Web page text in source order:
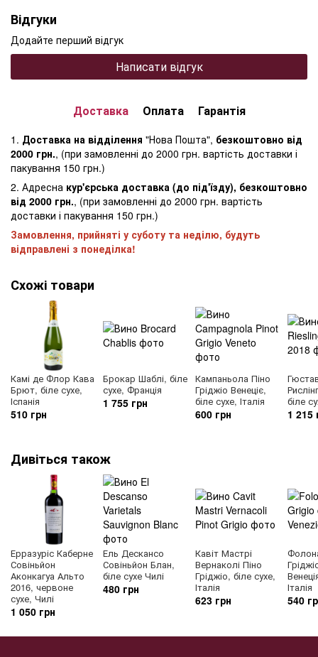
Відгуки
Додайте перший відгук
Написати відгук
Доставка Оплата Гарантія
1. Доставка на відділення "Нова Пошта", безкоштовно від
2000 грн., (при замовленні до 2000 грн. вартість доставки і
пакування 150 грн.)
2. Адресна кур'єрська доставка (до під'їзду), безкоштовно
від 2000 грн., (при замовленні до 2000 грн. вартість
доставки і пакування 150 грн.)
Замовлення, прийняті у суботу та неділю, будуть
відправлені з понеділка!
Схожі товари
Камі де Флор Кава
Брют, біле сухе,
Іспанія
510 грн
Брокар Шаблі, біле
сухе, Франція
1 755 грн
Кампаньола Піно
Гріджіо Венеціє,
біле сухе, Італія
600 грн
біле
1 215
Дивіться також
Ерразуріс Каберне
Совіньйон
Аконкагуа Альто
2016, червоне
сухе, Чилі
1 050 грн
Ель Дескансо
Совіньйон Блан,
біле сухе Чилі
480 грн
Кавіт Мастрі
Вернаколі Піно
Гріджіо, біле сухе,
Італія
623 грн
Італія
540